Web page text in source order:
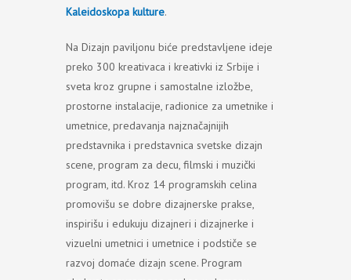
Kaleidoskopa kulture.
Na Dizajn paviljonu biće predstavljene ideje
preko 300 kreativaca i kreativki iz Srbije i
sveta kroz grupne i samostalne izložbe,
prostorne instalacije, radionice za umetnike i
umetnice, predavanja najznačajnijih
predstavnika i predstavnica svetske dizajn
scene, program za decu, filmski i muzički
program, itd. Kroz 14 programskih celina
promovišu se dobre dizajnerske prakse,
inspirišu i edukuju dizajneri i dizajnerke i
vizuelni umetnici i umetnice i podstiče se
razvoj domaće dizajn scene. Program